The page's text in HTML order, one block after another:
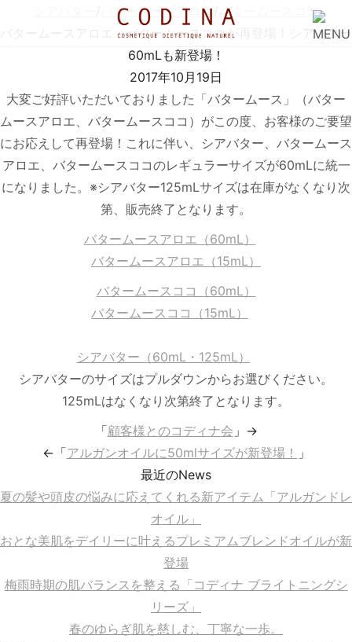
バタームースアロエ
バタームースココ
バタームースアロエ・バタームースココが再登場！シアバター
60mLも新登場！
2017年10月19日
大変ご好評いただいておりました「バタームース」（バター
ムースアロエ、バタームースココ）がこの度、お客様のご要望
にお応えして再登場！これに伴い、シアバター、バタームース
アロエ、バタームースココのレギュラーサイズが60mLに統一
になりました。※シアバター125mLサイズは在庫がなくなり次
第、販売終了となります。
バタームースアロエ（60mL）
バタームースアロエ（15mL）
バタームースココ（60mL）
バタームースココ（15mL）
シアバター（60mL・125mL）
シアバターのサイズはプルダウンからお選びください。
125mLはなくなり次第終了となります。
「顧客様とのコディナ会 」→
←「アルガンオイルに50mlサイズが新登場！ 」
最近のNews
夏の髪や頭皮の悩みに応えてくれる新アイテム「アルガンドレ
オイル」
おとな美肌をデイリーに叶えるプレミアムブレンドオイルが新
登場
梅雨時期の肌バランスを整える「コディナ ブライトニングシ
リーズ」
春のゆらぎ肌を慈しむ、丁寧な一歩。